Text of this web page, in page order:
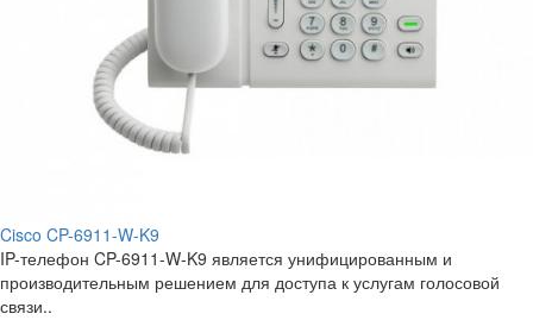
Cisco CP-6911-W-K9
IP-телефон CP-6911-W-K9 является унифицированным и
производительным решением для доступа к услугам голосовой
связи..